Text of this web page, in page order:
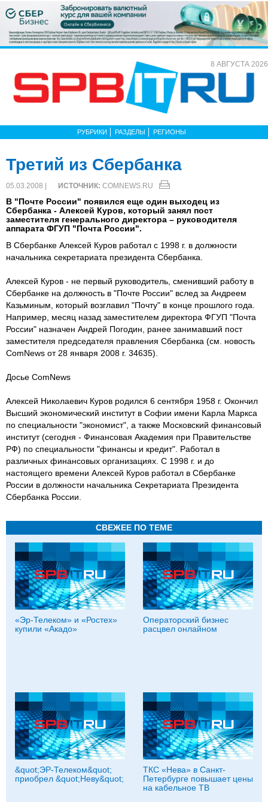
8 АВГУСТА 2026
РУБРИКИ РАЗДЕЛЫ РЕГИОНЫ
Третий из Сбербанка
05.03.2008 | ИСТОЧНИК: COMNEWS.RU
В "Почте России" появился еще один выходец из
Сбербанка - Алексей Куров, который занял пост
заместителя генерального директора – руководителя
аппарата ФГУП "Почта России".
В Сбербанке Алексей Куров работал с 1998 г. в должности
начальника секретариата президента Сбербанка.
Алексей Куров - не первый руководитель, сменивший работу в
Сбербанке на должность в "Почте России" вслед за Андреем
Казьминым, который возглавил "Почту" в конце прошлого года.
Например, месяц назад заместителем директора ФГУП "Почта
России" назначен Андрей Погодин, ранее занимавший пост
заместителя председателя правления Сбербанка (см. новость
ComNews от 28 января 2008 г. 34635).
Досье ComNews
Алексей Николаевич Куров родился 6 сентября 1958 г. Окончил
Высший экономический институт в Софии имени Карла Маркса
по специальности "экономист", а также Московский финансовый
институт (сегодня - Финансовая Академия при Правительстве
РФ) по специальности "финансы и кредит". Работал в
различных финансовых организациях. С 1998 г. и до
настоящего времени Алексей Куров работал в Сбербанке
России в должности начальника Секретариата Президента
Сбербанка России.
СВЕЖЕЕ ПО ТЕМЕ
«Эр-Телеком» и «Ростех»
купили «Акадо»
Операторский бизнес
расцвел онлайном
&quot;ЭР-Телеком&quot;
приобрел &quot;Неву&quot;
ТКС «Нева» в Санкт-
Петербурге повышает цены
на кабельное ТВ